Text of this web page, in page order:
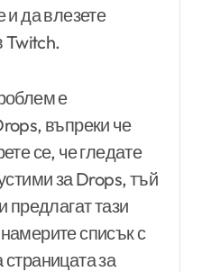
и да влезете
Twitch.
е
въпреки че
се, че гледате
за Drops, тъй
предлагат тази
списък с
за